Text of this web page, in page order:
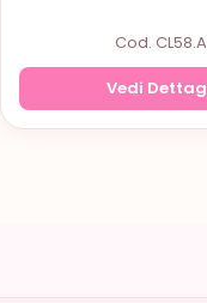
Cod. CL58.A
Vedi